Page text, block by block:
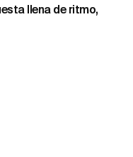
llena de ritmo,